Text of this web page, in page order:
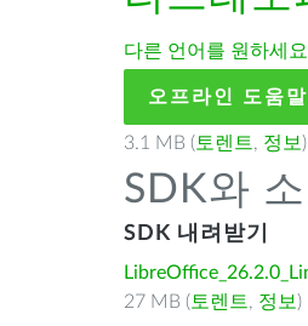
다른 언어를 원하세
오프라인 도움말
3.1 MB ( 토렌트, 정보 )
SDK와
SDK 내려받기
27 MB ( 토렌트, 정보 )